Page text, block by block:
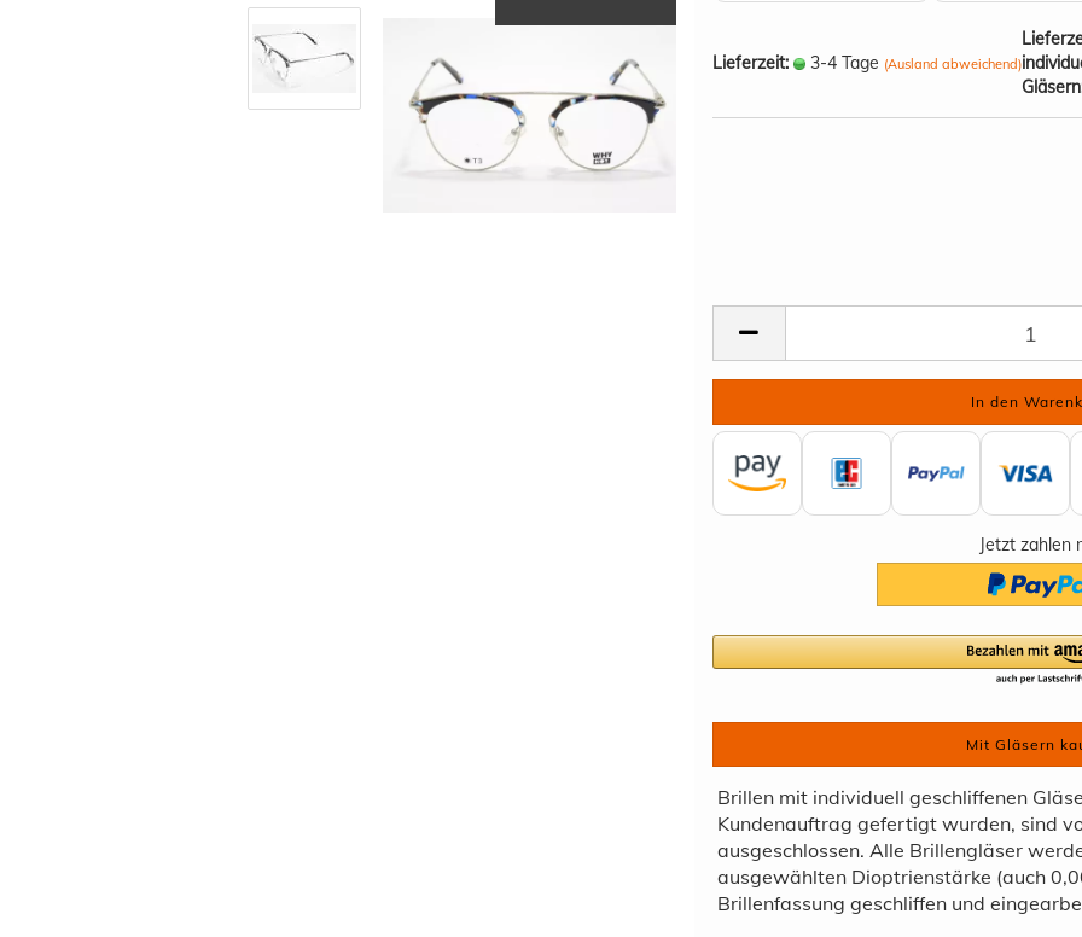
Lieferzeit: 3-4 Tage (Ausland abweichend)
Jetzt zahlen
Mit Gläsern
Brillen mit individuell geschliffenen
Kundenauftrag gefertigt wurden, sind
ausgeschlossen. Alle Brillengläser
ausgewählten Dioptrienstärke (auch
Brillenfassung geschliffen und